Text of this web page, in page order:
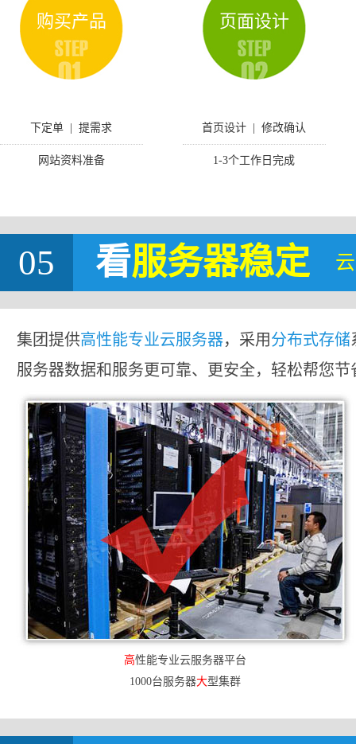
购买产品
下定单 | 提需求
网站资料准备
页面设计
首页设计 | 修改确认
1-3个工作日完成
05 看服务器稳定
集团提供高性能专业云服务器，采用分布式存储
服务器数据和服务更可靠、更安全，轻松帮您节
高性能专业云服务器平台
1000台服务器大型集群